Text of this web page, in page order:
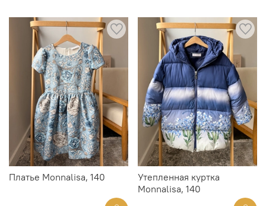
Платье Monnalisa, 140
Утепленная куртка
Monnalisa, 140